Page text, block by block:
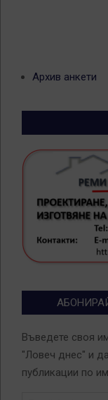
Архив анкети
Въведете своя
"Ловеч днес" и
публикации по